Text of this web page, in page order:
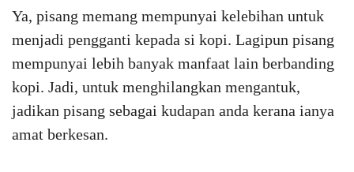
Ya, pisang memang mempunyai kelebihan untuk
menjadi pengganti kepada si kopi. Lagipun pisang
mempunyai lebih banyak manfaat lain berbanding
kopi. Jadi, untuk menghilangkan mengantuk,
jadikan pisang sebagai kudapan anda kerana ianya
amat berkesan.